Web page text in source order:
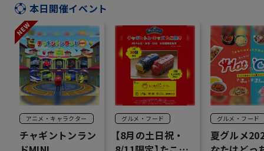
本日開催イベント
アニメ・キャラクター
チャギントンラン
グルメ・フード
【8月の土日祝・
グルメ・フード
夏グルメ